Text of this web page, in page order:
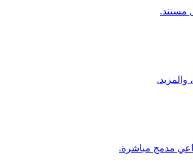
مستند.
مدمج مباشرة.